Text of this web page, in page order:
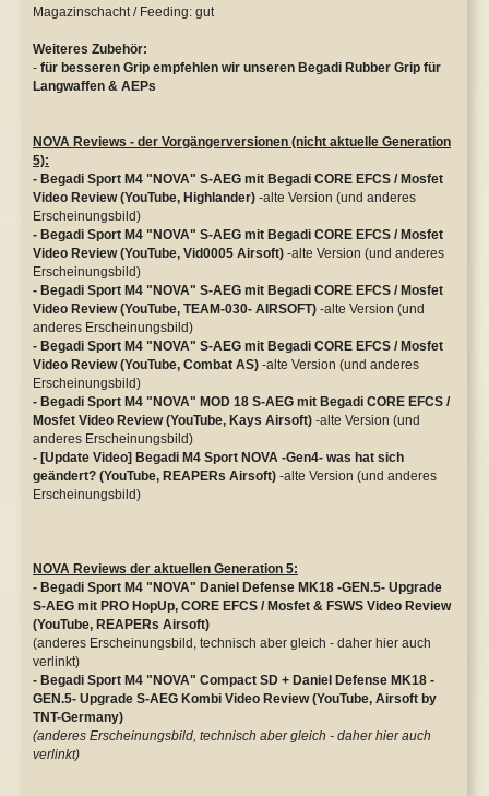
Magazinschacht / Feeding: gut
Weiteres Zubehör:
- für besseren Grip empfehlen wir unseren Begadi Rubber Grip für
Langwaffen & AEPs
NOVA Reviews - der Vorgängerversionen (nicht aktuelle Generation
5):
- Begadi Sport M4 "NOVA" S-AEG mit Begadi CORE EFCS / Mosfet
Video Review (YouTube, Highlander) -alte Version (und anderes
Erscheinungsbild)
- Begadi Sport M4 "NOVA" S-AEG mit Begadi CORE EFCS / Mosfet
Video Review (YouTube, Vid0005 Airsoft) -alte Version (und anderes
Erscheinungsbild)
- Begadi Sport M4 "NOVA" S-AEG mit Begadi CORE EFCS / Mosfet
Video Review (YouTube, TEAM-030- AIRSOFT) -alte Version (und
anderes Erscheinungsbild)
- Begadi Sport M4 "NOVA" S-AEG mit Begadi CORE EFCS / Mosfet
Video Review (YouTube, Combat AS) -alte Version (und anderes
Erscheinungsbild)
- Begadi Sport M4 "NOVA" MOD 18 S-AEG mit Begadi CORE EFCS /
Mosfet Video Review (YouTube, Kays Airsoft) -alte Version (und
anderes Erscheinungsbild)
- [Update Video] Begadi M4 Sport NOVA -Gen4- was hat sich
geändert? (YouTube, REAPERs Airsoft) -alte Version (und anderes
Erscheinungsbild)
NOVA Reviews der aktuellen Generation 5:
- Begadi Sport M4 "NOVA" Daniel Defense MK18 -GEN.5- Upgrade
S-AEG mit PRO HopUp, CORE EFCS / Mosfet & FSWS Video Review
(YouTube, REAPERs Airsoft)
(anderes Erscheinungsbild, technisch aber gleich - daher hier auch
verlinkt)
- Begadi Sport M4 "NOVA" Compact SD + Daniel Defense MK18 -
GEN.5- Upgrade S-AEG Kombi Video Review (YouTube, Airsoft by
TNT-Germany)
(anderes Erscheinungsbild, technisch aber gleich - daher hier auch
verlinkt)